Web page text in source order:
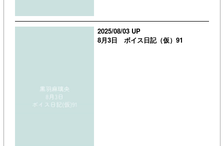
2025/08/03 UP
8月3日 ボイス日記（仮）91